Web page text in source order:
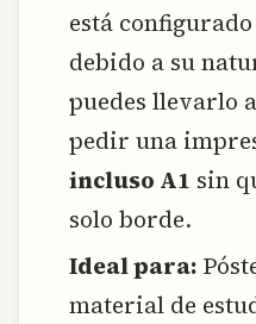
está
debido a su
puedes llevarlo
pedir una
incluso A1 sin
solo borde.
Ideal para:
material de